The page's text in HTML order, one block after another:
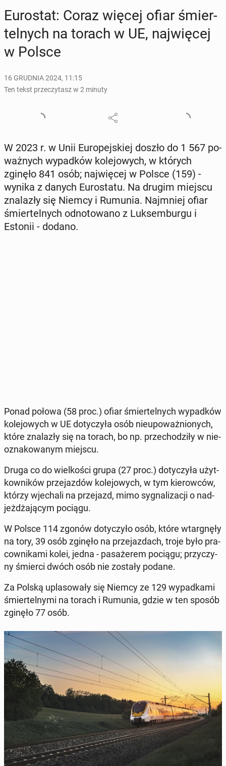
Eu­ro­stat: Coraz więcej ofiar śmier­
tel­nych na torach w UE, naj­wię­cej
w Polsce
16 GRUDNIA 2024, 11:15
Ten tekst przeczytasz w 2 minuty
W 2023 r. w Unii Eu­ro­pej­skiej doszło do 1 567 po­
waż­nych wy­pad­ków ko­le­jo­wych, w których
zginęło 841 osób; naj­wię­cej w Polsce (159) -
wynika z danych Eu­ro­sta­tu. Na drugim miejscu
zna­la­zły się Niemcy i Rumunia. Naj­mniej ofiar
śmier­tel­nych od­no­to­wa­no z Luk­sem­bur­gu i
Estonii - dodano.
Ponad połowa (58 proc.) ofiar śmier­tel­nych wy­pad­ków
ko­le­jo­wych w UE do­ty­czy­ła osób nie­upo­waż­nio­nych,
które zna­la­zły się na torach, bo np. prze­cho­dzi­ły w nie­
ozna­ko­wa­nym miejscu.
Druga co do wiel­ko­ści grupa (27 proc.) do­ty­czy­ła użyt­
kow­ni­ków prze­jaz­dów ko­le­jo­wych, w tym kie­row­ców,
którzy wje­cha­li na prze­jazd, mimo sy­gna­li­za­cji o nad­
jeż­dża­ją­cym pociągu.
W Polsce 114 zgonów do­ty­czy­ło osób, które wtar­gnę­ły
na tory, 39 osób zginęło na prze­jaz­dach, troje było pra­
cow­ni­ka­mi kolei, jedna - pa­sa­że­rem pociągu; przy­czy­
ny śmierci dwóch osób nie zostały podane.
Za Polską upla­so­wa­ły się Niemcy ze 129 wy­pad­ka­mi
śmier­tel­ny­mi na torach i Rumunia, gdzie w ten sposób
zginęło 77 osób.